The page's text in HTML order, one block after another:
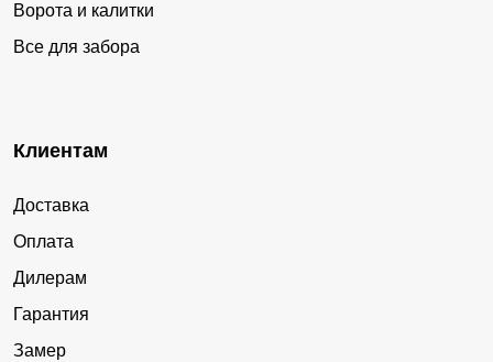
Ворота и калитки
Все для забора
Клиентам
Доставка
Оплата
Дилерам
Гарантия
Замер